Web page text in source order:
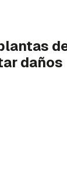
daños